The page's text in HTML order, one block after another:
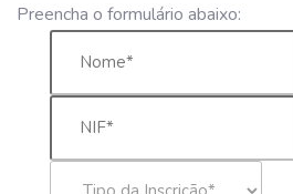
Preencha o formulário abaixo: